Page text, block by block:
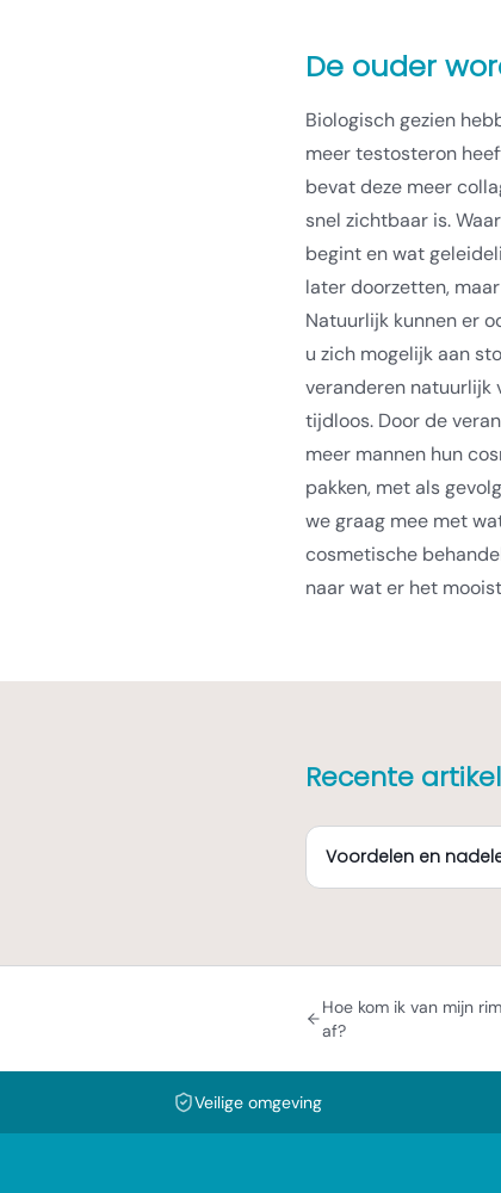
De ouder
Biologisch gezien
meer testosteron
bevat deze meer
snel zichtbaar is.
begint en wat
later doorzetten,
Natuurlijk kunnen er
u zich mogelijk aan
veranderen natuurlijk
tijdloos. Door de
meer mannen hun
pakken, met als
we graag mee met
cosmetische
naar wat er het
Recente
Voordelen en
Hoe kom ik van mijn
af?
Veilige omgeving